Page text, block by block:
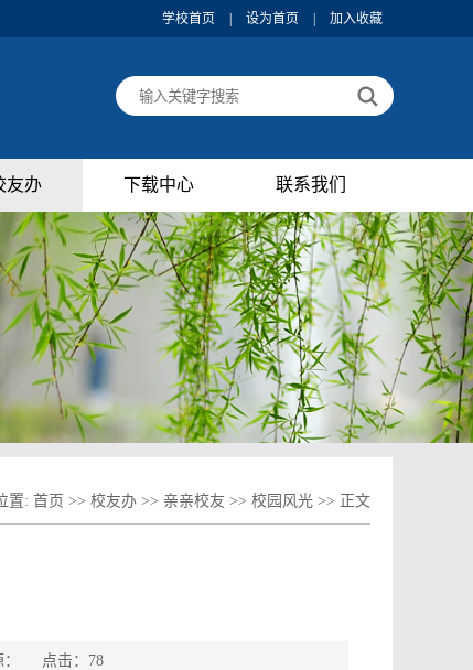
学校首页 设为首页 加入收藏
友办 下载中心 联系我们
置: 首页 >> 校友办 >> 亲亲校友 >> 校园风光 >> 正文
： 点击： 78